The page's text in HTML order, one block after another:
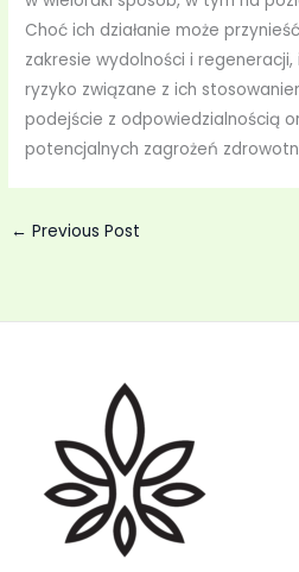
Choć ich działanie może
zakresie wydolności i
ryzyko związane z ich
podejście z odpowiedzialnością
potencjalnych zagrożeń
← Previous Post